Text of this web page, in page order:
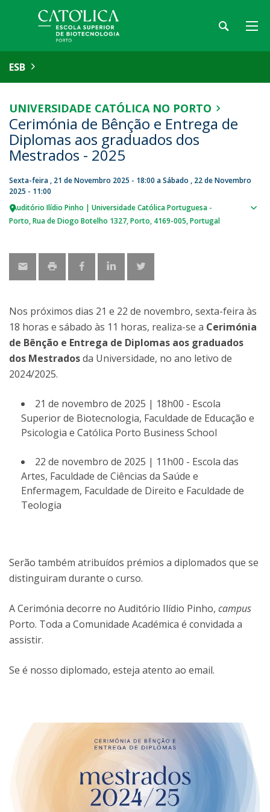
ESB
UNIVERSIDADE CATÓLICA NO PORTO
Cerimónia de Bênção e Entrega de
Diplomas aos graduados dos
Mestrados - 2025
Sexta-feira , 21 de Novembro 2025 - 18:00 aSábado , 22 de Novembro
2025 - 11:00
Auditório Ilídio Pinho | Universidade Católica Portuguesa -
Porto Rua de Diogo Botelho 1327 Porto 4169-005 Portugal
Nos próximos dias 21 e 22 de novembro, sexta-feira às
18 horas e sábado às 11 horas, realiza-se a Cerimónia
de Bênção e Entrega de Diplomas aos graduados
dos Mestradosda Universidade, no ano letivo de
2024/2025.
21 de novembro de 2025 | 18h00 - Escola
Superior de Biotecnologia, Faculdade de Educação e
Psicologia e Católica Porto Business School
22 de novembro de 2025 | 11h00 - Escola das
Artes, Faculdade de Ciências da Saúde e
Enfermagem, Faculdade de Direito e Faculdade de
Teologia
Serão também atribuídos prémios a diplomados que se
distinguiram durante o curso.
A Cerimónia decorre no Auditório Ilídio Pinho, campus
Porto. Toda a Comunidade Académica é convidada a
assistir.
Se é nosso diplomado, esteja atento ao email.